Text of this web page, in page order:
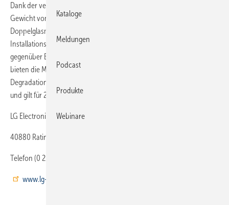
Dank der verwendeten transparenten Folie sind die Module mit einem
Gewicht von 17 kg um bis zu 20 % leichter als bifaziale
Doppelglasmodule. Die Gewichtsreduktion erleichtert den
Installationsaufwand für Techniker und mindert die Bruchgefahr
gegenüber Bauteilen aus Glas. Neben zwölf Jahren Produktgarantie
bieten die Module eine erweiterte Leistungsgarantie. Die jährliche
Degradation wurde von maximal – 0,7 % jährlich auf – 0,6 % gesenkt
und gilt für 25 Jahre.
LG Electronics Deutschland
40880 Ratingen
Telefon (0 21 02) 70 08-0
www.lg-solar.com
Kataloge
Meldungen
Podcast
Produkte
Webinare